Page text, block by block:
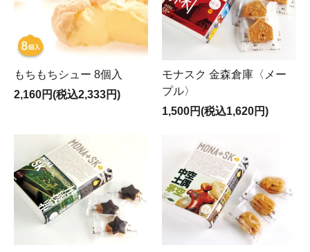
もちもちシュー 8個入
2,160円(税込2,333円)
モナスク 金森倉庫〈メー
プル〉
1,500円(税込1,620円)